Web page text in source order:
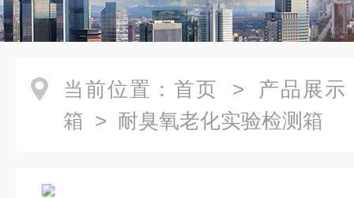
当前位置： 首页 > 产品展示
箱 > 耐臭氧老化实验检测箱